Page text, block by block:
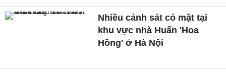
Nhiều cảnh sát có mặt tại
khu vực nhà Huấn 'Hoa
Hồng' ở Hà Nội